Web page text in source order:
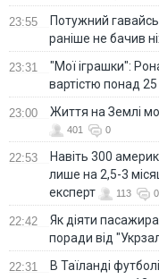
23:55
Потужний
раніше не бачив
23:31
"Мої іграшки":
вартістю понад
23:00 Життя на Землі
401 0
22:53
Навіть 300
лише на 2,5-3
експерт
113 0
22:42
Як діяти
поради від
22:31
В Таїланді